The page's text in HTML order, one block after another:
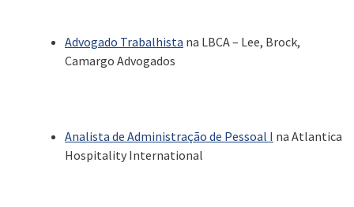
Advogado Trabalhista na LBCA – Lee, Brock,
Camargo Advogados
Analista de Administração de Pessoal I na Atlantica
Hospitality International